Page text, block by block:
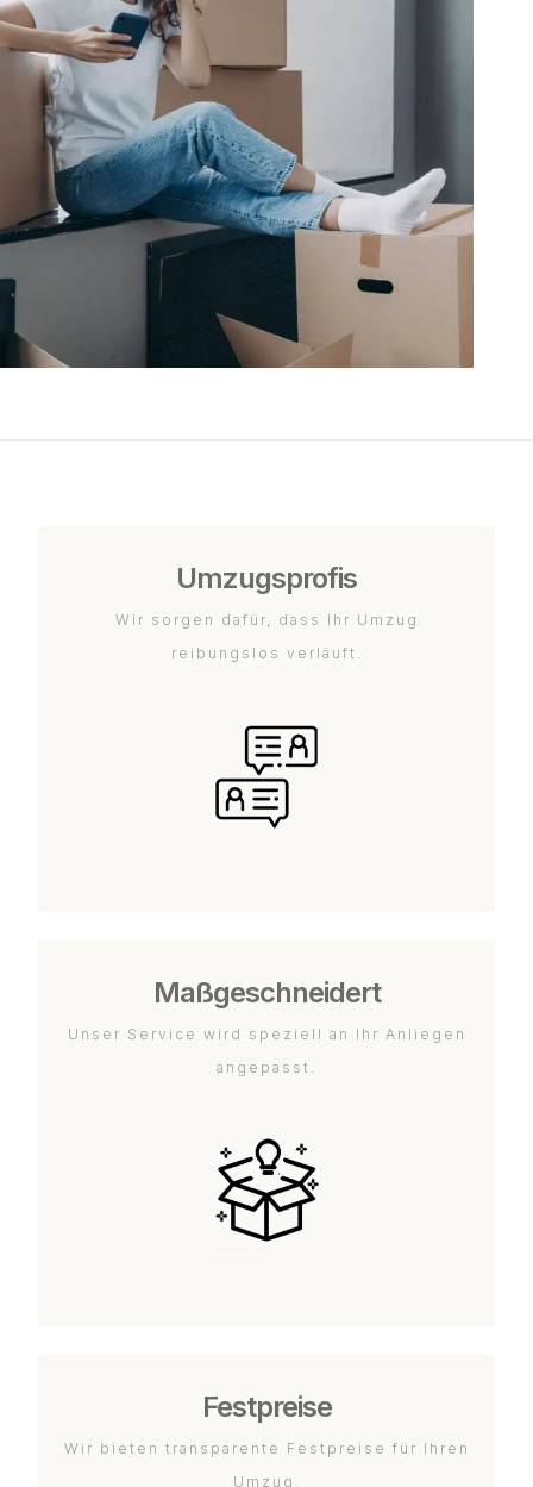
Umzugsprofis
Wir sorgen dafür, dass Ihr Umzug
reibungslos verläuft.
Maßgeschneidert
Unser Service wird speziell an Ihr Anliegen
angepasst.
Festpreise
Wir bieten transparente Festpreise für Ihren
Umzug.